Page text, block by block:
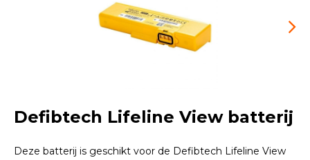
Defibtech Lifeline View batterij
Deze batterij is geschikt voor de Defibtech Lifeline View